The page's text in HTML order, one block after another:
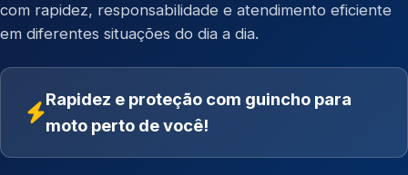
com rapidez, responsabilidade e atendimento eficiente
em diferentes situações do dia a dia.
Rapidez e proteção com guincho para
moto perto de você!